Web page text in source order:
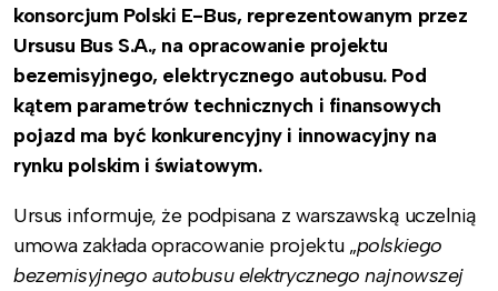
konsorcjum Polski E-Bus, reprezentowanym przez
Ursusu Bus S.A., na opracowanie projektu
bezemisyjnego, elektrycznego autobusu. Pod
kątem parametrów technicznych i finansowych
pojazd ma być konkurencyjny i innowacyjny na
rynku polskim i światowym.
Ursus informuje, że podpisana z warszawską uczelnią
umowa zakłada opracowanie projektu „polskiego
bezemisyjnego autobusu elektrycznego najnowszej